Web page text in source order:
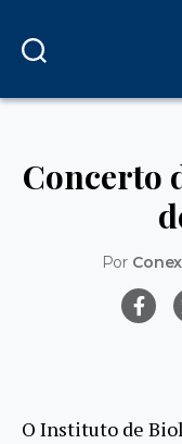
Concerto
Por
O Instituto de